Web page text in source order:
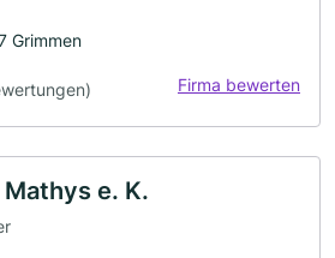
Grimmen
Firma bewerten
e. K.